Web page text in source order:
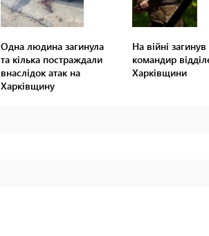
Одна людина загинула
та кілька постраждали
внаслідок атак на
Харківщину
На війні загинув
командир
Харківщини